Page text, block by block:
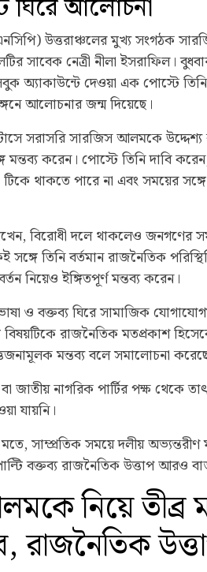
আলোচনা
উত্তরাঞ্চলের মুখ্য সংগঠক
সাবেক নেত্রী নীলা ইসরাফিল।
অ্যাকাউন্টে দেওয়া এক পোস্টে
আলোচনার জন্ম দিয়েছে।
সরাসরি সারজিস আলমকে
মন্তব্য করেন। পোস্টে তিনি দাবি
থাকতে পারে না এবং সময়ের
বিরোধী দলে থাকলেও জনগণের
সঙ্গে তিনি বর্তমান রাজনৈতিক
নিয়েও ইঙ্গিতপূর্ণ মন্তব্য করেন।
ও বক্তব্য ঘিরে সামাজিক
রাজনৈতিক মতপ্রকাশ
মন্তব্য বলে সমালোচনা
জাতীয় নাগরিক পার্টির পক্ষ থেকে
যায়নি।
সাম্প্রতিক সময়ে দলীয়
বক্তব্য রাজনৈতিক উত্তাপ আরও
নিয়ে তীব্র
রাজনৈতিক